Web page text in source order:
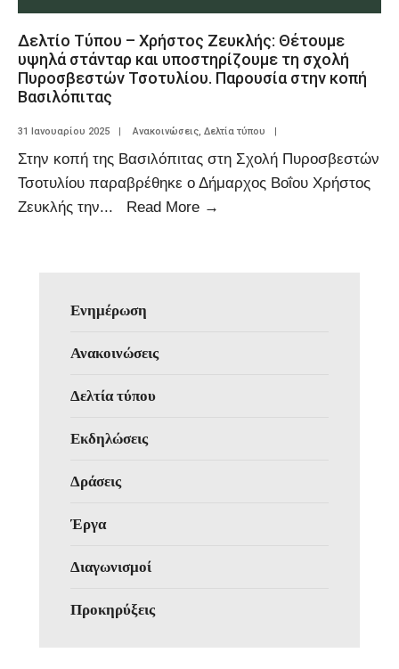
Δελτίο Τύπου – Χρήστος Ζευκλής: Θέτουμε
υψηλά στάνταρ και υποστηρίζουμε τη σχολή
Πυροσβεστών Τσοτυλίου. Παρουσία στην κοπή
Βασιλόπιτας
31 Ιανουαρίου 2025 | Ανακοινώσεις Δελτία τύπου |
Στην κοπή της Βασιλόπιτας στη Σχολή Πυροσβεστών
Τσοτυλίου παραβρέθηκε ο Δήμαρχος Βοΐου Χρήστος
Ζευκλής την... Read More →
Ενημέρωση
Ανακοινώσεις
Δελτία τύπου
Εκδηλώσεις
Δράσεις
Έργα
Διαγωνισμοί
Προκηρύξεις